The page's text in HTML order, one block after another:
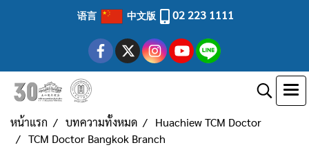
语言 中文版 02 223 1111
หน้าแรก บทความทั้งหมด
Huachiew TCM Doctor
TCM Doctor Bangkok Branch